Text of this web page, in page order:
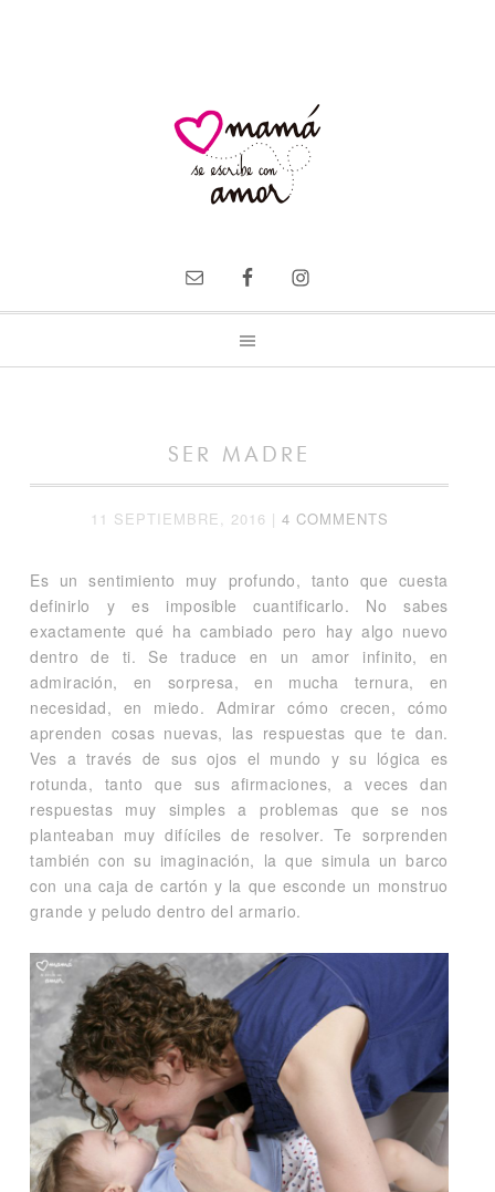
SER MADRE
11 SEPTIEMBRE, 2016 | 4 COMMENTS
Es un sentimiento muy profundo, tanto que cuesta
definirlo y es imposible cuantificarlo. No sabes
exactamente qué ha cambiado pero hay algo nuevo
dentro de ti. Se traduce en un amor infinito, en
admiración, en sorpresa, en mucha ternura, en
necesidad, en miedo. Admirar cómo crecen, cómo
aprenden cosas nuevas, las respuestas que te dan.
Ves a través de sus ojos el mundo y su lógica es
rotunda, tanto que sus afirmaciones, a veces dan
respuestas muy simples a problemas que se nos
planteaban muy difíciles de resolver. Te sorprenden
también con su imaginación, la que simula un barco
con una caja de cartón y la que esconde un monstruo
grande y peludo dentro del armario.